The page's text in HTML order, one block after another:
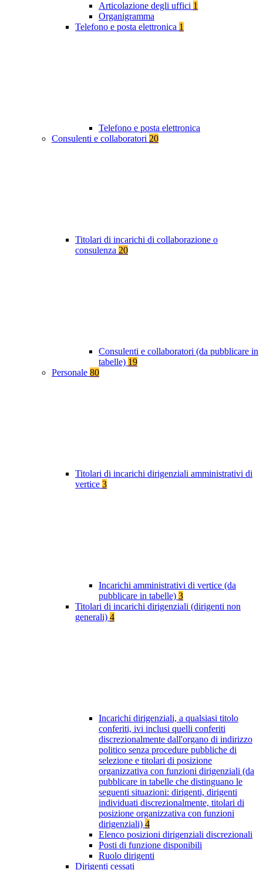
Articolazione degli uffici 1
Organigramma
Telefono e posta elettronica 1
Telefono e posta elettronica
Consulenti e collaboratori 20
Titolari di incarichi di collaborazione o
consulenza 20
Consulenti e collaboratori (da pubblicare in
tabelle) 19
Personale 80
Titolari di incarichi dirigenziali amministrativi di
vertice 3
Incarichi amministrativi di vertice (da
pubblicare in tabelle) 3
Titolari di incarichi dirigenziali (dirigenti non
generali) 4
Incarichi dirigenziali, a qualsiasi titolo
conferiti, ivi inclusi quelli conferiti
discrezionalmente dall'organo di indirizzo
politico senza procedure pubbliche di
selezione e titolari di posizione
organizzativa con funzioni dirigenziali (da
pubblicare in tabelle che distinguano le
seguenti situazioni: dirigenti, dirigenti
individuati discrezionalmente, titolari di
posizione organizzativa con funzioni
dirigenziali) 4
Elenco posizioni dirigenziali discrezionali
Posti di funzione disponibili
Ruolo dirigenti
Dirigenti cessati